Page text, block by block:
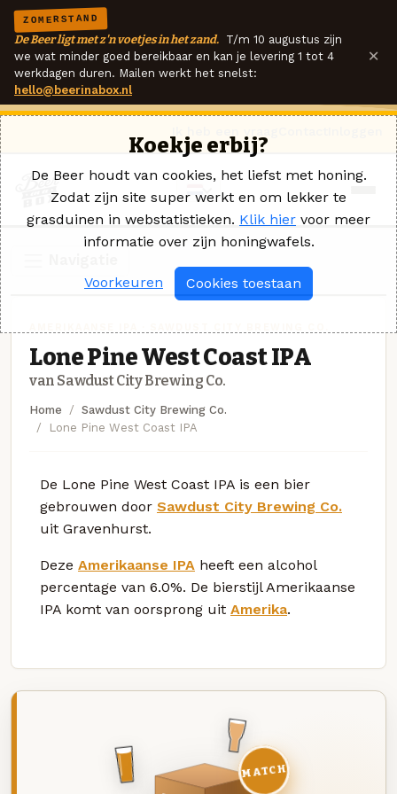
ZOMERSTAND
De Beer ligt met z'n voetjes in het zand. T/m 10 augustus zijn
we wat minder goed bereikbaar en kan je levering 1 tot 4
werkdagen duren. Mailen werkt het snelst:
hello@beerinabox.nl
×
Lone Pine West Coast IPA
van Sawdust City Brewing Co.
Home
Sawdust City Brewing Co.
Lone Pine West Coast IPA
De Lone Pine West Coast IPA is een bier
gebrouwen door Sawdust City Brewing Co.
uit Gravenhurst.
Deze Amerikaanse IPA heeft een alcohol
percentage van 6.0%. De bierstijl Amerikaanse
IPA komt van oorsprong uit Amerika.
MATCH
Koekje erbij?
De Beer houdt van cookies, het liefst met honing.
Zodat zijn site super werkt en om lekker te
grasduinen in webstatistieken. Klik hier voor meer
informatie over zijn honingwafels.
Voorkeuren Cookies toestaan